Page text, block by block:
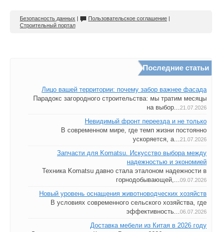
Безопасность данных | Пользовательское соглашение |
Строительный портал
Последние статьи
Лицо вашей территории: почему забор важнее фасада
Парадокс загородного строительства: мы тратим месяцы
на выбор...21.07.2026
Невидимый фронт переезда и не только
В современном мире, где темп жизни постоянно
ускоряется, а...21.07.2026
Запчасти для Komatsu. Искусство выбора между
надежностью и экономией
Техника Komatsu давно стала эталоном надежности в
горнодобывающей,...09.07.2026
Новый уровень оснащения животноводческих хозяйств
В условиях современного сельского хозяйства, где
эффективность...06.07.2026
Доставка мебели из Китая в 2026 году